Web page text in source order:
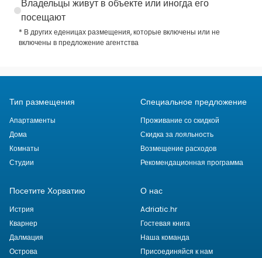
Владельцы живут в объекте или иногда его
посещают
* В других еденицах размещения, которые включены или не
включены в предложение агентства
Тип размещения
Апартаменты
Дома
Комнаты
Студии
Специальное предложение
Проживание со скидкой
Скидка за лояльность
Возмещение расходов
Рекомендационная программа
Посетите Хорватию
Истрия
Кварнер
Далмация
Острова
О нас
Adriatic.hr
Гостевая книга
Наша команда
Присоединяйся к нам